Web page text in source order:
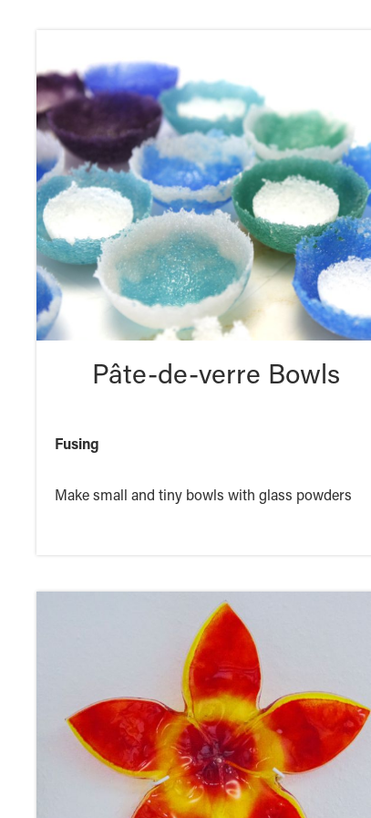
Pâte-de-verre Bowls
Fusing
Make small and tiny bowls with glass powders